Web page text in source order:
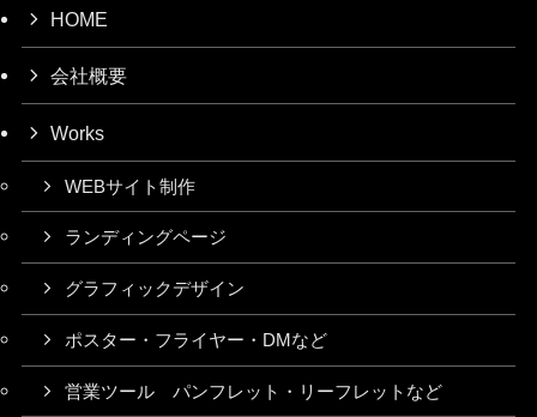
HOME
会社概要
Works
WEBサイト制作
ランディングページ
グラフィックデザイン
ポスター・フライヤー・DMなど
営業ツール パンフレット・リーフレットなど